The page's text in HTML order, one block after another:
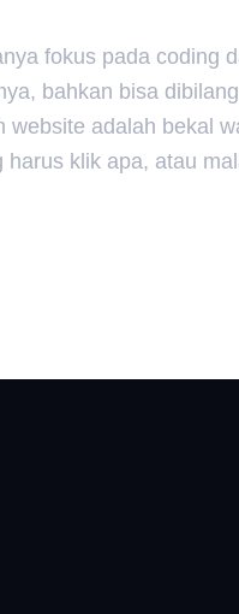
fokus pada coding
bahkan bisa
adalah bekal
harus klik apa, atau